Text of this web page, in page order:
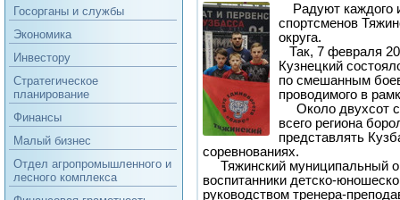
Госорганы и службы
Экономика
Инвестору
Стратегическое
планирование
Финансы
Малый бизнес
Отдел агропромышленного и
лесного комплекса
Радуют каждого
спортсменов
округа.
Так, 7 февраля
Кузнецкий
по смешанным
проводимого в
Около двухсот
всего региона
представлять
соревнованиях.
Тяжинский муниципальный
воспитанники детско-
руководством тренера-